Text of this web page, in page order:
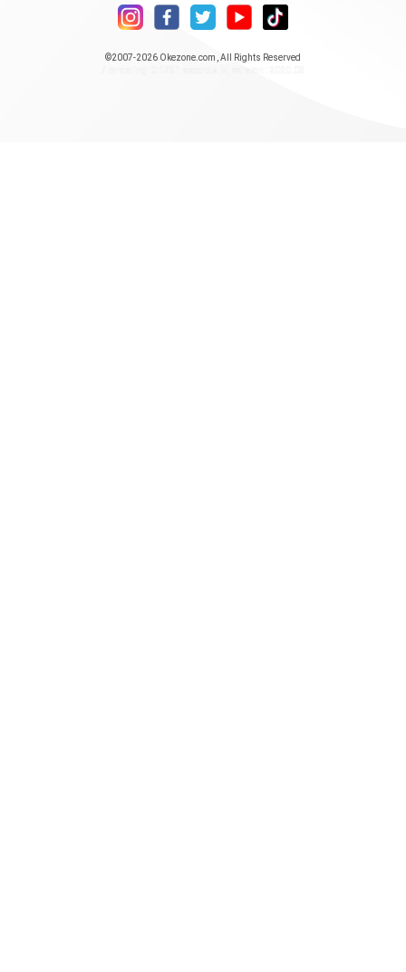
©2007-2026 Okezone.com , All Rights Reserved